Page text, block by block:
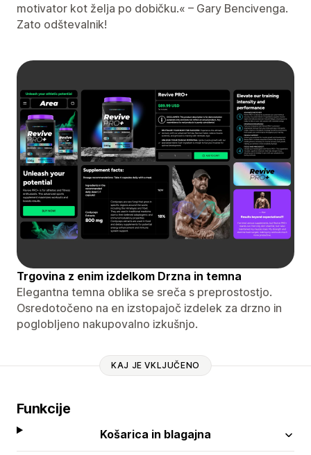
motivator kot želja po dobičku.« – Gary Bencivenga.
Zato odštevalnik!
Trgovina z enim izdelkom Drzna in temna
Elegantna temna oblika se sreča s preprostostjo.
Osredotočeno na en izstopajoč izdelek za drzno in
poglobljeno nakupovalno izkušnjo.
KAJ JE VKLJUČENO
Funkcije
Košarica in blagajna